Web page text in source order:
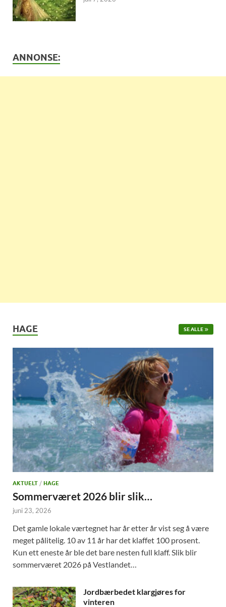
ANNONSE:
HAGE SE ALLE
AKTUELT / HAGE
Sommerværet 2026 blir slik…
juni 23, 2026
Det gamle lokale værtegnet har år etter år vist seg å være
meget pålitelig. 10 av 11 år har det klaffet 100 prosent.
Kun ett eneste år ble det bare nesten full klaff. Slik blir
sommerværet 2026 på Vestlandet…
Jordbærbedet klargjøres for
vinteren